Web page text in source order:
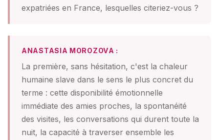
expatriées en France, lesquelles citeriez-vous ?
ANASTASIA MOROZOVA :
La première, sans hésitation, c'est la chaleur
humaine slave dans le sens le plus concret du
terme : cette disponibilité émotionnelle
immédiate des amies proches, la spontanéité
des visites, les conversations qui durent toute la
nuit, la capacité à traverser ensemble les